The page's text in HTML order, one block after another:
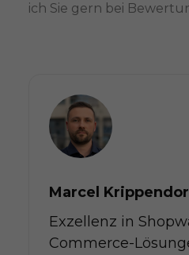
ich Sie gern bei
Marcel
Exzellenz in
Commerce-